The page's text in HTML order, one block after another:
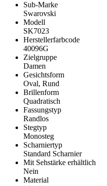
Sub-Marke
Swarovski
Modell
SK7023
Herstellerfarbcode
40096G
Zielgruppe
Damen
Gesichtsform
Oval, Rund
Brillenform
Quadratisch
Fassungstyp
Randlos
Stegtyp
Monosteg
Scharniertyp
Standard Scharnier
Mit Sehstärke erhältlich
Nein
Material